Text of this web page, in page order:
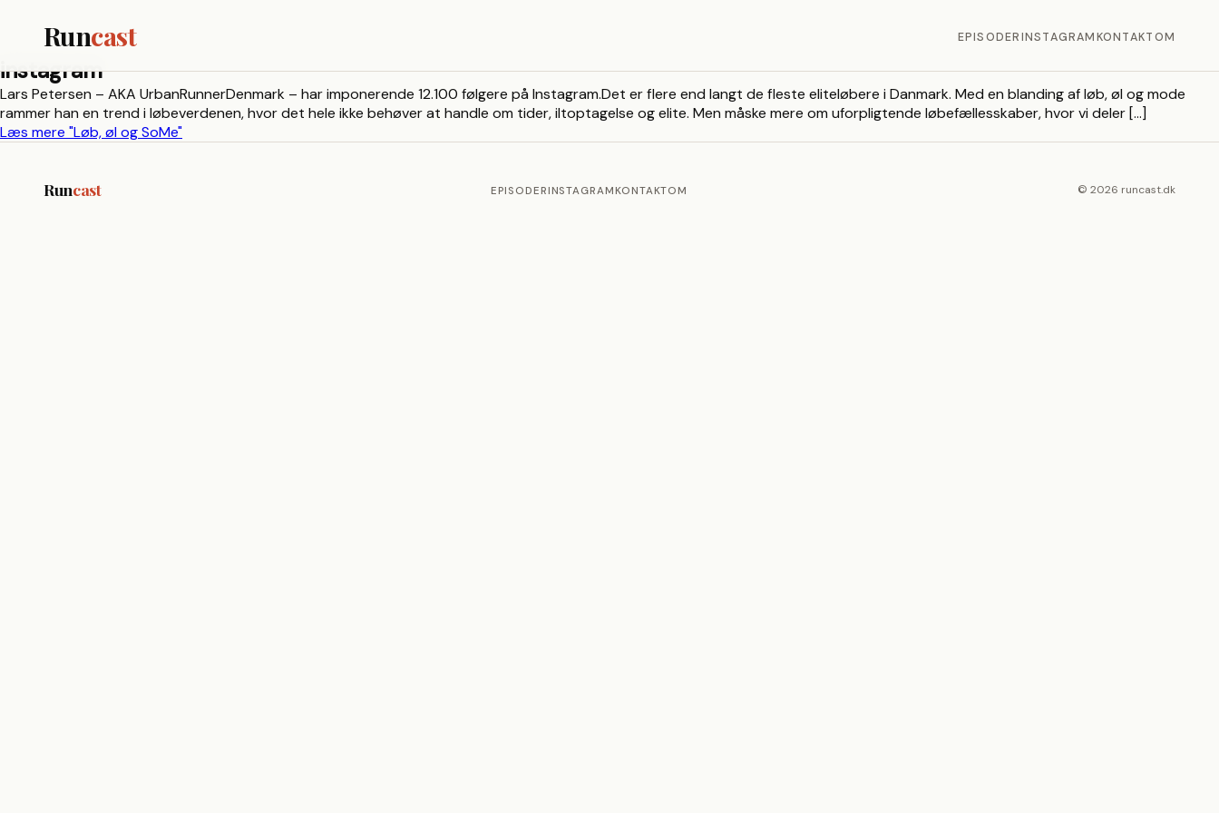
Runcast EPISODERINSTAGRAMKONTAKTOM
instagram
Lars Petersen – AKA UrbanRunnerDenmark – har imponerende 12.100 følgere på Instagram.Det er flere end langt de fleste eliteløbere i Danmark. Med en blanding af løb, øl og mode
rammer han en trend i løbeverdenen, hvor det hele ikke behøver at handle om tider, iltoptagelse og elite. Men måske mere om uforpligtende løbefællesskaber, hvor vi deler […]
Læs mere "Løb, øl og SoMe"
Runcast EPISODERINSTAGRAMKONTAKTOM © 2026 runcast.dk